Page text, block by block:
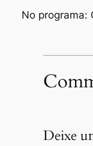
No programa:
Deixe